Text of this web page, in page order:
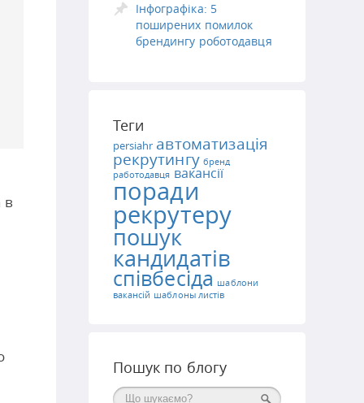
в
Інфографіка: 5
поширених помилок
брендингу роботодавця
Теги
persiahr автоматизація
рекрутингу бренд
работодавця вакансії
поради
рекрутеру
пошук
кандидатів
співбесіда шаблони
вакансій шаблоны листів
Пошук по блогу
Поиск